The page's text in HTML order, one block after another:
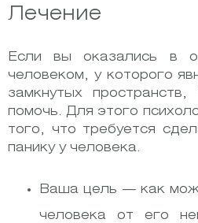
Лечение
Если вы оказались в
человеком, у которого
замкнутых
помочь. Для этого
того, что требуется
панику у человека.
Ваша цель — как
человека от его